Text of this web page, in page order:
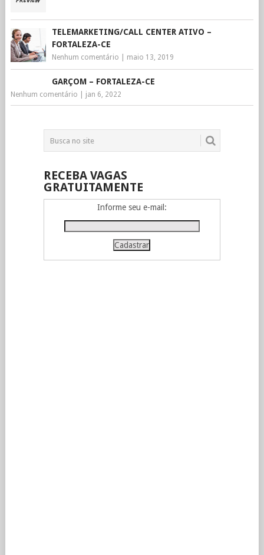
TELEMARKETING/CALL CENTER ATIVO –
FORTALEZA-CE
Nenhum comentário maio 13, 2019
GARÇOM – FORTALEZA-CE
Nenhum comentário jan 6, 2022
RECEBA VAGAS
GRATUITAMENTE
Informe seu e-mail: